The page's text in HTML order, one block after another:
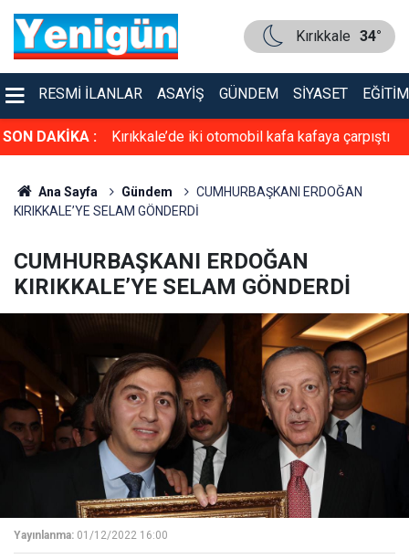
Kırıkkale 34°
RESMI İLANLAR ASAYIŞ GÜNDEM SIYASET EĞITIM
SON DAKİKA : Kırıkkale’de iki otomobil kafa kafaya çarpıştı
Ana Sayfa Gündem
CUMHURBAŞKANI ERDOĞAN
KIRIKKALE’YE SELAM GÖNDERDİ
CUMHURBAŞKANI ERDOĞAN
KIRIKKALE’YE SELAM GÖNDERDİ
Yayınlanma: 01/12/2022 16:00